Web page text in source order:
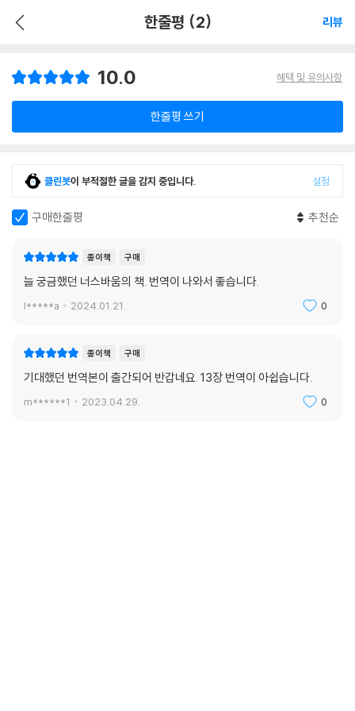
한줄평 (2) 리뷰
10.0 혜택 및 유의사항
한줄평 쓰기
클린봇이 부적절한 글을 감지 중입니다. 설정
구매한줄평 추천순
종이책 구매
늘 궁금했던 너스바움의 책. 번역이 나와서 좋습니다.
l*****a 2024.01.21. 0
종이책 구매
기대했던 번역본이 출간되어 반갑네요. 13장 번역이 아쉽습니다.
m******1 2023.04.29. 0